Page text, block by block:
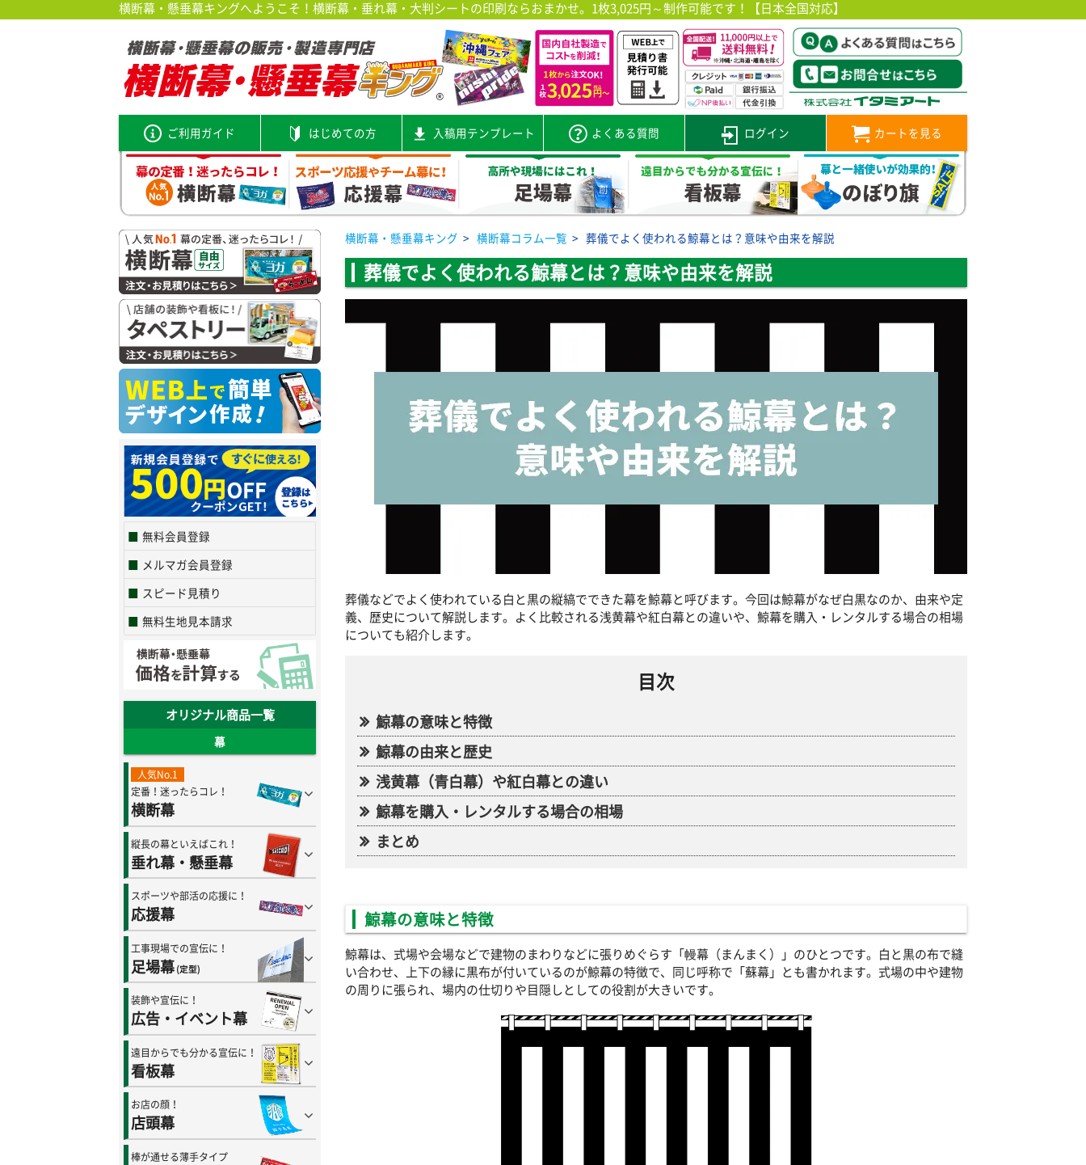
横断幕・懸垂幕キングへようこそ！横断幕・垂れ幕・大判シートの印刷ならおまかせ。1枚3,025円～制作可能です！【日本全国対応】
ご利用ガイド はじめての方 入稿用テンプレート よくある質問 ログイン カートを見る
無料会員登録
メルマガ会員登録
スピード見積り
無料生地見本請求
オリジナル商品一覧
幕
人気No.1
定番！迷ったらコレ！
横断幕
縦長の幕といえばこれ！
垂れ幕・懸垂幕
スポーツや部活の応援に！
応援幕
工事現場での宣伝に！
足場幕(定型)
装飾や宣伝に！
広告・イベント幕
遠目からでも分かる宣伝に！
看板幕
お店の顔！
店頭幕
棒が通せる薄手タイプ
横断幕・懸垂幕キング > 横断幕コラム一覧 > 葬儀でよく使われる鯨幕とは？意味や由来を解説
葬儀でよく使われる鯨幕とは？意味や由来を解説
葬儀などでよく使われている白と黒の縦縞でできた幕を鯨幕と呼びます。今回は鯨幕がなぜ白黒なのか、由来や定
義、歴史について解説します。よく比較される浅黄幕や紅白幕との違いや、鯨幕を購入・レンタルする場合の相場
についても紹介します。
目次
鯨幕の意味と特徴
鯨幕の由来と歴史
浅黄幕（青白幕）や紅白幕との違い
鯨幕を購入・レンタルする場合の相場
まとめ
鯨幕の意味と特徴
鯨幕は、式場や会場などで建物のまわりなどに張りめぐらす「幔幕（まんまく）」のひとつです。白と黒の布で縫
い合わせ、上下の縁に黒布が付いているのが鯨幕の特徴で、同じ呼称で「蘇幕」とも書かれます。式場の中や建物
の周りに張られ、場内の仕切りや目隠しとしての役割が大きいです。